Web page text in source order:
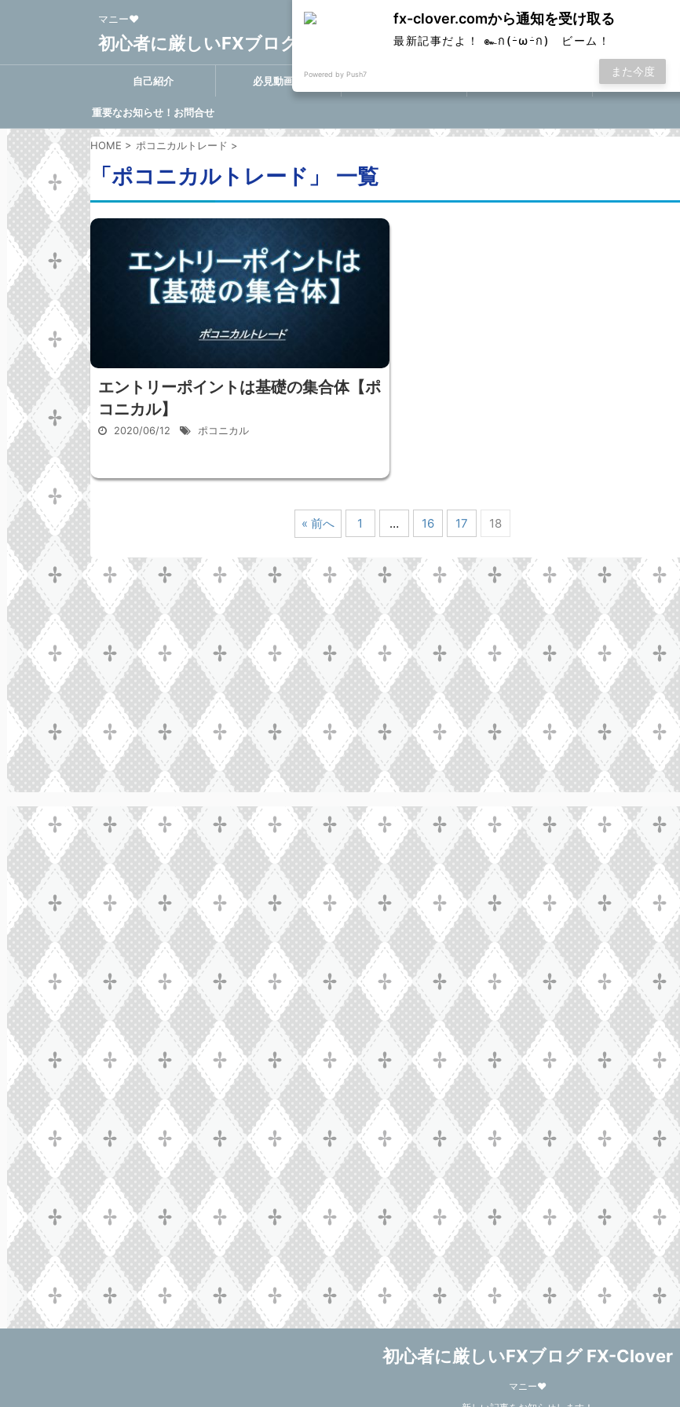
マニー❤
初心者に厳しいFXブログ FX-Clover
自己紹介 必見動画集 FXポコニカルマ
重要なお知らせ！お問合せ
に関する決定事項
HOME > ポコニカルトレード >
「ポコニカルトレード」 一覧
エントリーポイントは基礎の集合体【ポ
コニカル】
2020/06/12 ポコニカル
« 前へ 1 … 16 17 18
初心者に厳しいFXブログ FX-Clover
マニー❤
fx-clover.comから通知を受け取る
最新記事だよ！ ๛ก(ｰ̀ωｰ́ก) ビーム！
Powered by Push7 また今度